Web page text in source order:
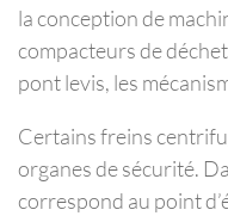
la conception de
compacteurs de
pont levis, les
Certains freins
organes de sécurité.
correspond au point